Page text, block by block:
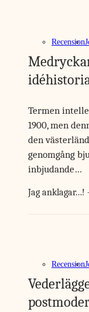
Recension
Termen
1900, men
den
genomgång
inbjudande…
Jag anklagar…!
Recension